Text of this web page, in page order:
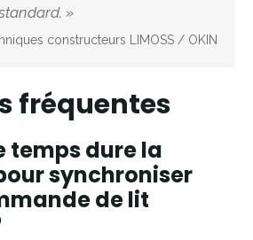
»
constructeurs LIMOSS / OKIN
fréquentes
temps dure la
synchroniser
de lit